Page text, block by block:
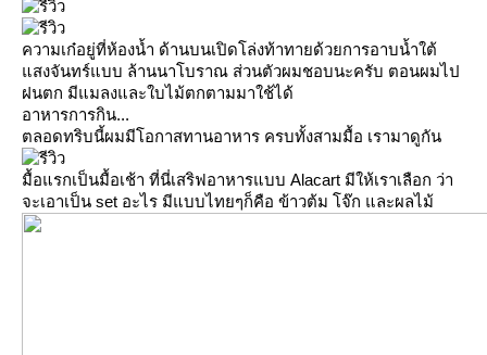
ความเก๋อยู่ที่ห้องน้ำ ด้านบนเปิดโล่งท้าทายด้วยการอาบน้ำใต้
สงจันทร์แบบ ล้านนาโบราณ ส่วนตัวผมชอบนะครับ ตอนผมไป
ฝนตก มีแมลงและใบไม้ตกตามมาใช้ได้
อาหารการกิน...
ตลอดทริบนี้ผมมีโอกาสทานอาหาร ครบทั้งสามมื้อ เรามาดูกัน
มื้อแรกเป็นมื้อเช้า ที่นี่เสริฟอาหารแบบ Alacart มีให้เราเลือก ว่า
จะเอาเป็น set อะไร มีแบบไทยๆก็คือ ข้าวต้ม โจ๊ก และผลไม้